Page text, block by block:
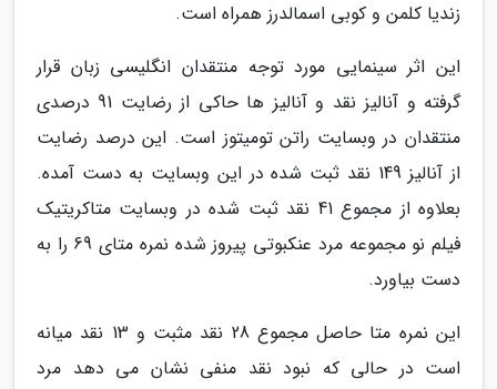
زندیا کلمن و کوبی اسمالدرز همراه است.
این اثر سینمایی مورد توجه منتقدان انگلیسی زبان قرار
گرفته و آنالیز نقد و آنالیز ها حاکی از رضایت 91 درصدی
منتقدان در وبسایت راتن تومیتوز است. این درصد رضایت
از آنالیز 149 نقد ثبت شده در این وبسایت به دست آمده.
بعلاوه از مجموع 41 نقد ثبت شده در وبسایت متاکریتیک
فیلم نو مجموعه مرد عنکبوتی پیروز شده نمره متای 69 را به
دست بیاورد.
این نمره متا حاصل مجموع 28 نقد مثبت و 13 نقد میانه
است در حالی که نبود نقد منفی نشان می دهد مرد